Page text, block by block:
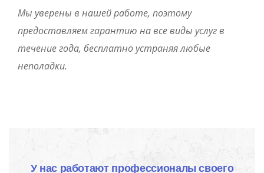
Мы уверены в нашей работе, поэтому
предоставляем гарантию на все виды услуг в
течение года, бесплатно устраняя любые
неполадки.
У нас работают профессионалы своего